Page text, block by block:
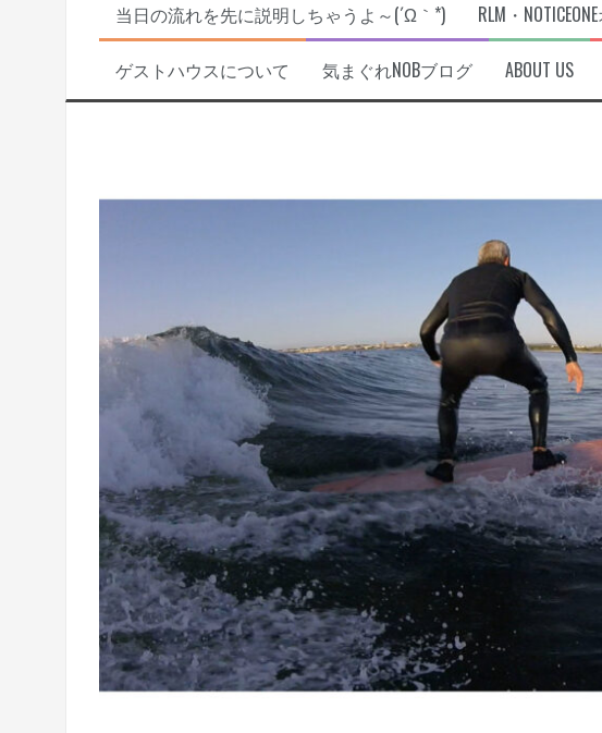
当日の流れを先に説明しちゃうよ～(´Ω｀*) RLM・
ゲストハウスについて 気まぐれNOBブログ ABOUT US